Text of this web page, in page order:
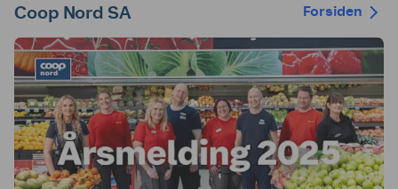
Coop Nord SA Forsiden